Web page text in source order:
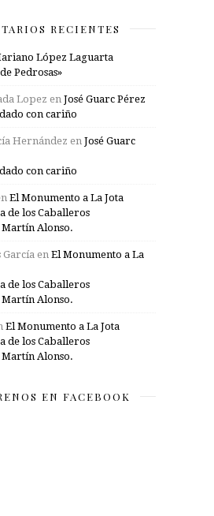
RECIENTES
López Laguarta
Pedrosas»
Lopez en José Guarc Pérez
con cariño
Hernández en José Guarc
con cariño
El Monumento a La Jota
de los Caballeros
Alonso.
García en El Monumento a La
de los Caballeros
Alonso.
El Monumento a La Jota
de los Caballeros
Alonso.
EN FACEBOOK